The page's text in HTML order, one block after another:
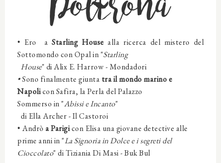
• Ero aStarling House alla ricerca del mistero del
Sottomondo conOpalin"Starling
House" di Alix E. Harrow -Mondadori
•Sono finalmente giunta tra il mondo marino e
NapoliconSafira, la Perla del Palazzo
Sommerso in"Abissi e Incanto"
di Ella Archer -Il Castoroi
• Andrò a Parigicon Elisa una giovane detective alle
prime anniin"La Signoria in Dolce e i segreti del
Cioccolato" di Tiziania Di Masi -Buk Bul